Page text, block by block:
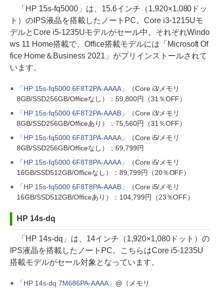
「HP 15s-fq5000」は、15.6インチ（1,920×1,080ドッ
ト）のIPS液晶を搭載したノートPC。Core i3-1215Uモ
デルとCore i5-1235Uモデルがセール中。それぞれWindo
ws 11 Home搭載で、Office搭載モデルには「Microsoft Of
fice Home＆Business 2021」がプリインストールされて
います。
「HP 15s-fq5000 6F8T2PA-AAAA」
（Core i3/メモリ
8GB/SSD256GB/Officeなし）：59,800円（31％OFF）
「HP 15s-fq5000 6F8T2PA-AAAB」
（Core i3/メモリ
8GB/SSD256GB/Officeあり）：75,560円（31％OFF）
「HP 15s-fq5000 6F8T3PA-AAAA」
（Core i5/メモリ
8GB/SSD256GB/Officeなし）：69,799円
「HP 15s-fq5000 6F8T8PA-AAAA」
（Core i5/メモリ
16GB/SSD512GB/Officeなし）：89,799円（20％OFF）
「HP 15s-fq5000 6F8T8PA-AAAB」
（Core i5/メモリ
16GB/SSD512GB/Officeあり）：104,799円（23％OFF）
HP 14s-dq
「HP 14s-dq」は、14インチ（1,920×1,080ドット）の
IPS液晶を搭載したノートPC。こちらはCore i5-1235U
搭載モデルがセール対象となっています。
「HP 14s-dq 7M686PA-AAAA」 @（メモリ